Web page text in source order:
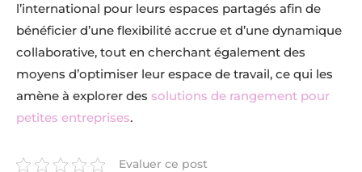
l’international pour leurs espaces partagés afin de
bénéficier d’une flexibilité accrue et d’une dynamique
collaborative, tout en cherchant également des
moyens d’optimiser leur espace de travail, ce qui les
amène à explorer des solutions de rangement pour
petites entreprises.
Evaluer ce post